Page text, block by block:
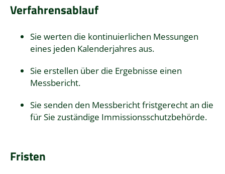
Verfahrensablauf
Sie werten die kontinuierlichen Messungen
eines jeden Kalenderjahres aus.
Sie erstellen über die Ergebnisse einen
Messbericht.
Sie senden den Messbericht fristgerecht an die
für Sie zuständige Immissionsschutzbehörde.
Fristen